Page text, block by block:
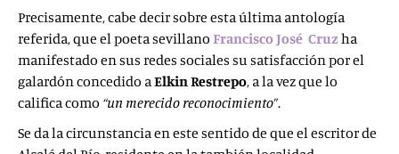
Precisamente, cabe decir sobre esta última antología
referida, que el poeta sevillano Francisco José Cruz ha
manifestado en sus redes sociales su satisfacción por el
galardón concedido aElkin Restrepo, a la vez que lo
califica como “un merecido reconocimiento”.
Se da la circunstancia en este sentido de que el escritor de